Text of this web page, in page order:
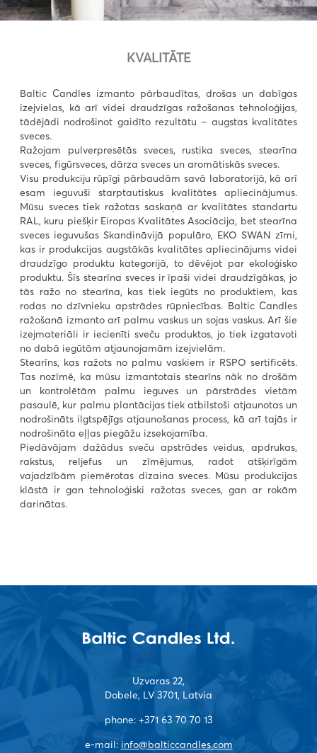
KVALITĀTE
Baltic Candles izmanto pārbaudītas, drošas un dabīgas
izejvielas, kā arī videi draudzīgas ražošanas tehnoloģijas,
tādējādi nodrošinot gaidīto rezultātu – augstas kvalitātes
sveces.
Ražojam pulverpresētās sveces, rustika sveces, stearīna
sveces, figūrsveces, dārza sveces un aromātiskās sveces.
Visu produkciju rūpīgi pārbaudām savā laboratorijā, kā arī
esam ieguvuši starptautiskus kvalitātes apliecinājumus.
Mūsu sveces tiek ražotas saskaņā ar kvalitātes standartu
RAL, kuru piešķir Eiropas Kvalitātes Asociācija, bet stearīna
sveces ieguvušas Skandināvijā populāro, EKO SWAN zīmi,
kas ir produkcijas augstākās kvalitātes apliecinājums videi
draudzīgo produktu kategorijā, to dēvējot par ekoloģisko
produktu. Šīs stearīna sveces ir īpaši videi draudzīgākas, jo
tās ražo no stearīna, kas tiek iegūts no produktiem, kas
rodas no dzīvnieku apstrādes rūpniecības. Baltic Candles
ražošanā izmanto arī palmu vaskus un sojas vaskus. Arī šie
izejmateriāli ir iecienīti sveču produktos, jo tiek izgatavoti
no dabā iegūtām atjaunojamām izejvielām.
Stearīns, kas ražots no palmu vaskiem ir RSPO sertificēts.
Tas nozīmē, ka mūsu izmantotais stearīns nāk no drošām
un kontrolētām palmu ieguves un pārstrādes vietām
pasaulē, kur palmu plantācijas tiek atbilstoši atjaunotas un
nodrošināts ilgtspējīgs atjaunošanas process, kā arī tajās ir
nodrošināta eļļas piegāžu izsekojamība.
Piedāvājam dažādus sveču apstrādes veidus, apdrukas,
rakstus, reljefus un zīmējumus, radot atšķirīgām
vajadzībām piemērotas dizaina sveces. Mūsu produkcijas
klāstā ir gan tehnoloģiski ražotas sveces, gan ar rokām
darinātas.
Uzvaras 22,
Dobele, LV 3701, Latvia
phone: +371 63 70 70 13
e-mail: info@balticcandles.com